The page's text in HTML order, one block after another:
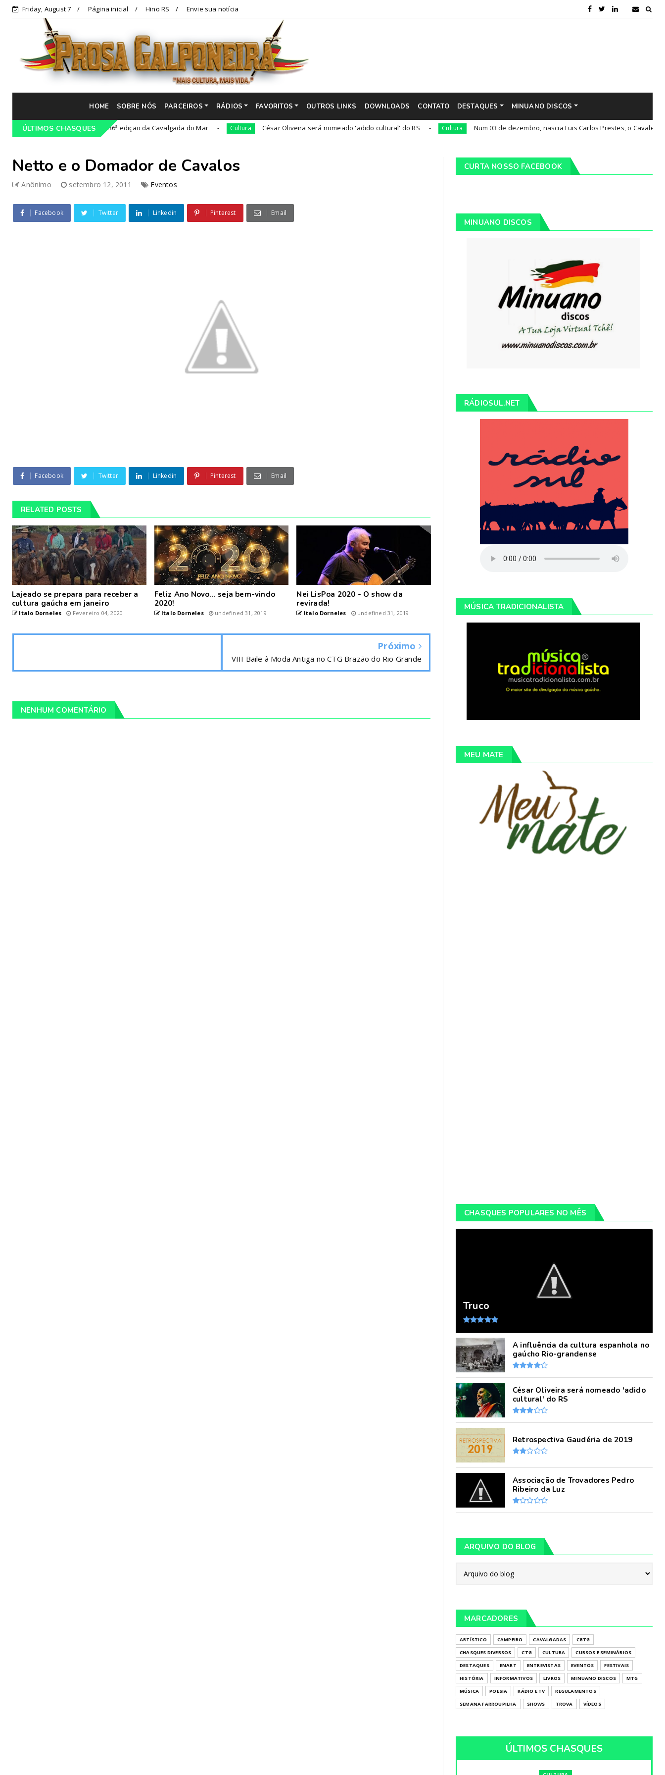
Friday, August 7 Página inicial Hino RS Envie sua notícia
HOME SOBRE NÓS PARCEIROS RÁDIOS FAVORITOS OUTROS LINKS DOWNLOADS CONTATO DESTAQUES MINUANO DISCOS
ÚLTIMOS CHASQUES
Campeiro 36ª edição da Cavalgada do Mar Cultura César Oliveira será nomeado 'adido cultural' do RS Cultura Num 03 de dezembro, nascia Luis Carlos Prestes, o Cavaleiro da
Netto e o Domador de Cavalos
Anônimo setembro 12, 2011 Eventos
Facebook Twitter Linkedin Pinterest Email
Facebook Twitter Linkedin Pinterest Email
RELATED POSTS
Lajeado se prepara para receber a
cultura gaúcha em janeiro
Italo Dorneles Fevereiro 04, 2020
Feliz Ano Novo... seja bem-vindo
2020!
Italo Dorneles undefined 31, 2019
Nei LisPoa 2020 - O show da
revirada!
Italo Dorneles undefined 31, 2019
Próximo
VIII Baile à Moda Antiga no CTG Brazão do Rio Grande
NENHUM COMENTÁRIO
CURTA NOSSO FACEBOOK
MINUANO DISCOS
RÁDIOSUL.NET
MÚSICA TRADICIONALISTA
MEU MATE
CHASQUES POPULARES NO MÊS
Truco
A influência da cultura espanhola no
gaúcho Rio-grandense
César Oliveira será nomeado 'adido
cultural' do RS
Retrospectiva Gaudéria de 2019
Associação de Trovadores Pedro
Ribeiro da Luz
ARQUIVO DO BLOG
MARCADORES
ARTÍSTICO CAMPEIRO CAVALGADAS
CBTG
CHASQUES DIVERSOS
CTG CULTURA
CURSOS E SEMINÁRIOS
DESTAQUES
ENART ENTREVISTAS EVENTOS
FESTIVAIS
HISTÓRIA
INFORMATIVOS LIVROS MINUANO DISCOS
MTG
MÚSICA
POESIA RÁDIO E TV
REGULAMENTOS
SEMANA FARROUPILHA
SHOWS TROVA VÍDEOS
ÚLTIMOS CHASQUES